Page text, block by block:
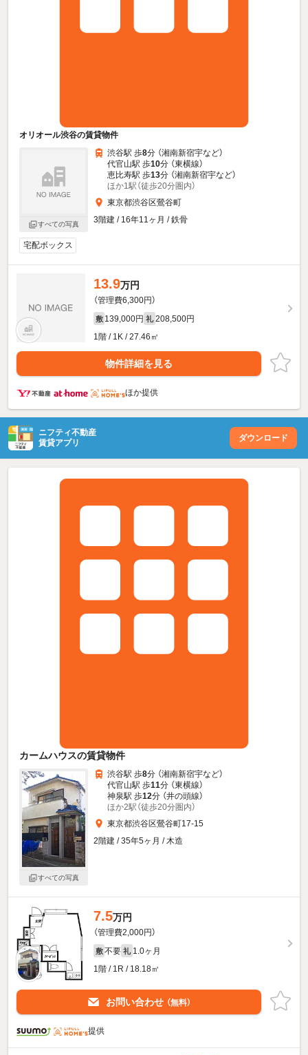
オリオール渋谷の賃貸物件
すべての写真
渋谷駅 歩8分 （湘南新宿宇など）
代官山駅 歩10分 （東横線）
恵比寿駅 歩13分 （湘南新宿宇など）
ほか1駅（徒歩20分圏内）
東京都渋谷区鶯谷町
3階建 / 16年11ヶ月 / 鉄骨
宅配ボックス
13.9万円
（管理費6,300円）
敷 139,000円 礼 208,500円
1階 / 1K / 27.46㎡
物件詳細を見る
ほか提供
ニフティ不動産
賃貸アプリ
ダウンロード
カームハウスの賃貸物件
すべての写真
渋谷駅 歩8分 （湘南新宿宇など）
代官山駅 歩11分 （東横線）
神泉駅 歩12分 （井の頭線）
ほか2駅（徒歩20分圏内）
東京都渋谷区鶯谷町17-15
2階建 / 35年5ヶ月 / 木造
7.5万円
（管理費2,000円）
敷 不要 礼 1.0ヶ月
1階 / 1R / 18.18㎡
お問い合わせ （無料）
提供